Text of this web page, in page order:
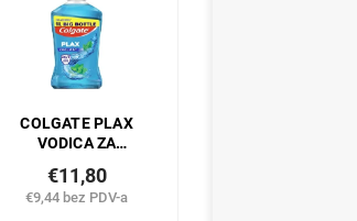
COLGATE PLAX
VODICA ZA
OKUSOM HLADNE
MENTE 1000 ML
€9,44 bez PDV-a
€11,80